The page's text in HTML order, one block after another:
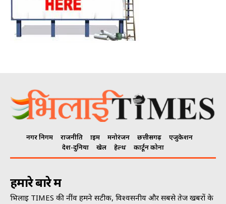
नगर निगम राजनीति क्राइम मनोरंजन छत्तीसगढ़
एजुकेशन
देश-दुनिया
खेल हेल्थ कार्टून कोना
हमारे बारे में
भिलाई TIMES की नींव हमने सटीक, विश्वसनीय और सबसे तेज खबरों के